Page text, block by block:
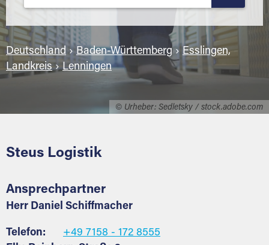
© Urheber: Sedletsky / stock.adobe.com
Deutschland ›Baden-Württemberg › Esslingen,
Landkreis›Lenningen
Steus Logistik
Ansprechpartner
Herr Daniel Schiffmacher
Telefon:
+49 7158 - 172 8555